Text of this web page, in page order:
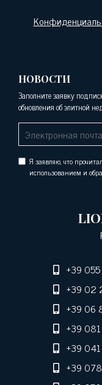
НОВОСТИ
Заполните заявку
обновления об элитной
Я заявляю, что
использованием и
+39
+39 02
+39 06
+39
+39
+39